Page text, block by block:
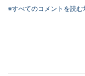
※すべてのコメントを読む